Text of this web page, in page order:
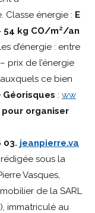
Classe énergie : E
54 kg CO/m²/an
d’énergie : entre
prix de l’énergie
ce bien
Géorisques : ww
organiser
03. jeanpierre.va
sous la
Vasques,
de la SARL
immatriculé au